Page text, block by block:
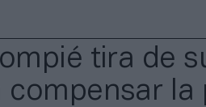
tira de
compensar la